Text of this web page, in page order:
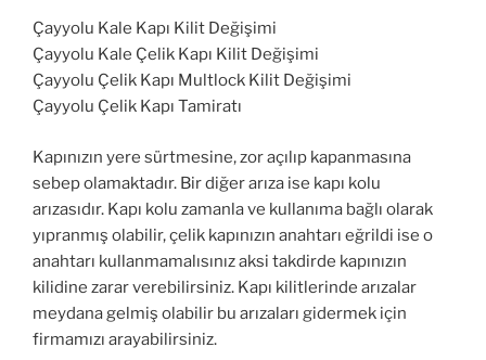
Çayyolu Kale Kapı Kilit Değişimi
Çayyolu Kale Çelik Kapı Kilit Değişimi
Çayyolu Çelik Kapı Multlock Kilit Değişimi
Çayyolu Çelik Kapı Tamiratı
Kapınızın yere sürtmesine, zor açılıp kapanmasına
sebep olamaktadır. Bir diğer arıza ise kapı kolu
arızasıdır. Kapı kolu zamanla ve kullanıma bağlı olarak
yıpranmış olabilir, çelik kapınızın anahtarı eğrildi ise o
anahtarı kullanmamalısınız aksi takdirde kapınızın
kilidine zarar verebilirsiniz. Kapı kilitlerinde arızalar
meydana gelmiş olabilir bu arızaları gidermek için
firmamızı arayabilirsiniz.